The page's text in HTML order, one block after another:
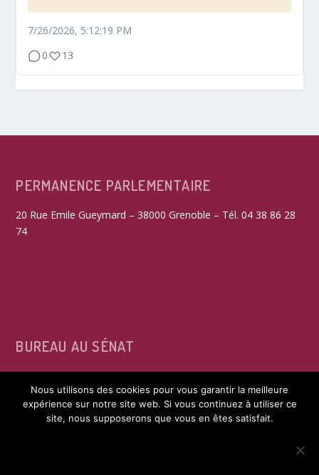
7/26/2026, 5:12:19 PM
0
13
PERMANENCE PARLEMENTAIRE
20 Rue Emile Gueymard – 38000 Grenoble – Tél. 04 38 86 28
74
BUREAU AU SÉNAT
15, rue de Vaugirard – 75291 Paris Cedex 06 – Tél. 01 42 34
39 60Nous utilisons des cookies pour vous garantir la meilleure
expérience sur notre site web. Si vous continuez à utiliser ce
site, nous supposerons que vous en êtes satisfait.